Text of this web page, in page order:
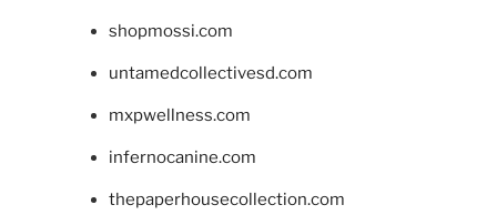
shopmossi.com
untamedcollectivesd.com
mxpwellness.com
infernocanine.com
thepaperhousecollection.com